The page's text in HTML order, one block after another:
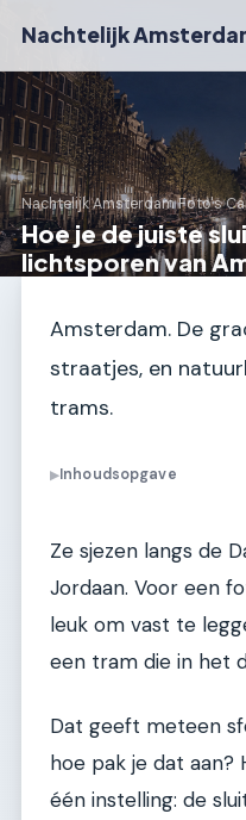
Nachtelijk
Nachtelijk Amsterdam Foto's›
Hoe je de juiste
lichtsporen van
Amsterdam. De
straatjes, en
trams.
▶Inhoudsopgave
Ze sjezen langs de
Jordaan. Voor een
leuk om vast te
een tram die in het
Dat geeft meteen
hoe pak je dat aan?
één instelling: de